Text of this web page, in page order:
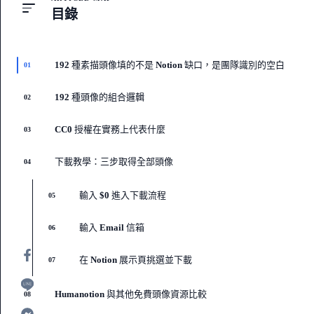
目錄
01 192 種素描頭像填的不是 Notion 缺口，是團隊識別的空白
02 192 種頭像的組合邏輯
03 CC0 授權在實務上代表什麼
04 下載教學：三步取得全部頭像
05 輸入 $0 進入下載流程
06 輸入 Email 信箱
07 在 Notion 展示頁挑選並下載
08 Humanotion 與其他免費頭像資源比較